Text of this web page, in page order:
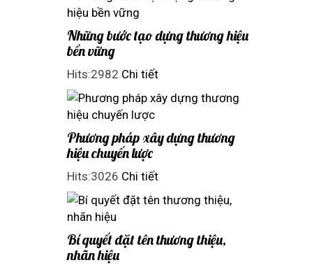
Những bước tạo dựng thương hiệu
bền vững
Hits:2982 Chi tiết
Phương pháp xây dựng thương
hiệu chuyến lược
Hits:3026 Chi tiết
Bí quyết đặt tên thương thiệu,
nhãn hiệu